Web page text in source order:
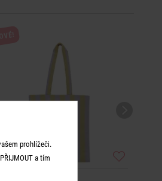
prohlížeči.
a tím